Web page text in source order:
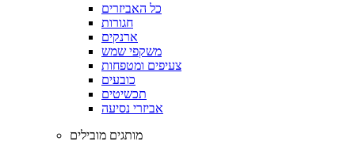
כל האביזרים
חגורות
ארנקים
משקפי שמש
צעיפים ומטפחות
כובעים
תכשיטים
אביזרי נסיעה
מותגים מובילים